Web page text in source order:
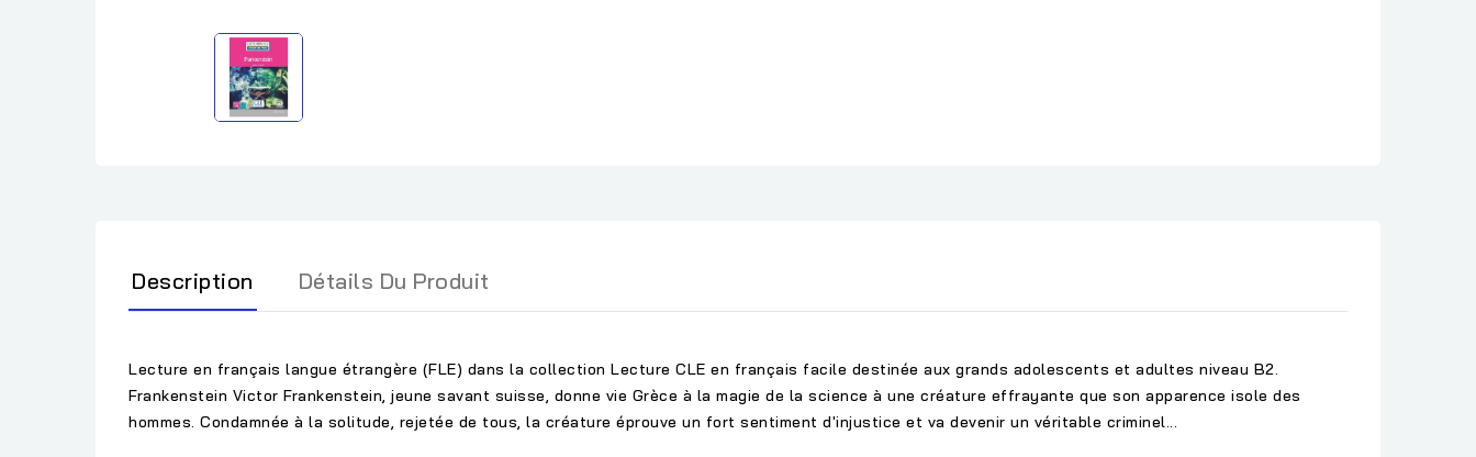
Description Détails Du Produit
Lecture en français langue étrangère (FLE) dans la collection Lecture CLE en français facile destinée aux grands adolescents et adultes niveau B2.
Frankenstein Victor Frankenstein, jeune savant suisse, donne vie Grèce à la magie de la science à une créature effrayante que son apparence isole des
hommes. Condamnée à la solitude, rejetée de tous, la créature éprouve un fort sentiment d'injustice et va devenir un véritable criminel...